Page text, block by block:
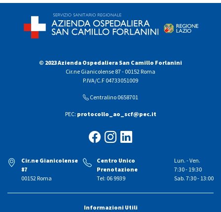
© 2023 Azienda Ospedaliera San Camillo Forlanini
Cir.ne Gianicolense 87 - 00152 Roma
P.IVA/C.F 04733051009
Centralino 0658701
PEC: protocollo_ao_scf@pec.it
Cir.ne Gianicolense
87
00152 Roma
Centro Unico
Prenotazione
Tel: 06 9939
Lun. - Ven.
7:30 - 19:30
Sab. 7:30 - 13:00
Informazioni Utili